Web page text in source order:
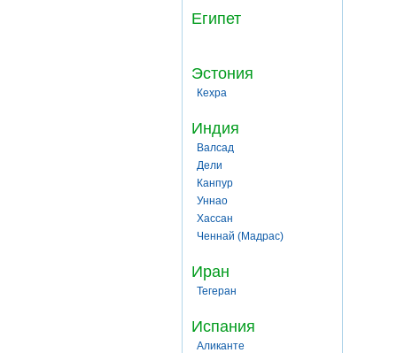
Египет
Эстония
Кехра
Индия
Валсад
Дели
Канпур
Уннао
Хассан
Ченнай (Мадрас)
Иран
Тегеран
Испания
Аликанте